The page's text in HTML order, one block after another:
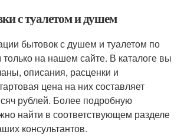
с туалетом и душем
бытовок с душем и туалетом по
на нашем сайте. В каталоге вы
описания, расценки и
цена на них составляет
рублей. Более подробную
найти в соответствующем разделе
консультантов.